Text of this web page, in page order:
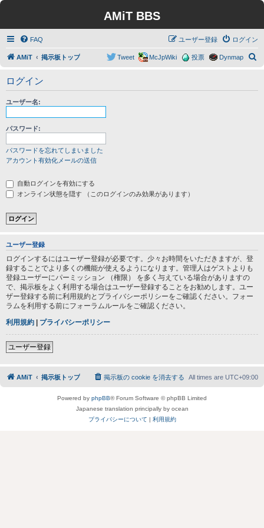
AMiT BBS
FAQ ログイン
ユーザー登録
AMiT 掲示板トップ Dynmap
投票
McJpWiki
Tweet
ログイン
ユーザー名:
パスワード:
パスワードを忘れてしまいました
アカウント有効化メールの送信
自動ログインを有効にする
オンライン状態を隠す （このログインのみ効果があります）
ユーザー登録
ログインするにはユーザー登録が必要です。少々お時間をいただきますが、登
録することでより多くの機能が使えるようになります。管理人はゲストよりも
登録ユーザーにパーミッション （権限） を多く与えている場合がありますの
で、掲示板をよく利用する場合はユーザー登録することをお勧めします。ユー
ザー登録する前に利用規約とプライバシーポリシーをご確認ください。フォー
ラムを利用する前にフォーラムルールをご確認ください。
利用規約 | プライバシーポリシー
ユーザー登録
AMiT 掲示板トップ All times are UTC+09:00
掲示板の cookie を消去する
Powered by phpBB® Forum Software © phpBB Limited
Japanese translation principally by ocean
プライバシーについて | 利用規約